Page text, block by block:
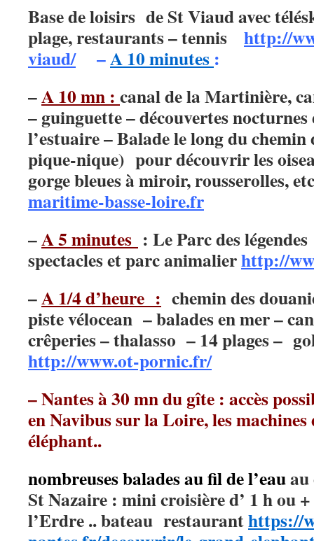
Base de loisirs de St Viaud avec
plage, restaurants – tennis http://
viaud/–A 10 minutes :
–A 10 mn : canal de la Martinière,
– guinguette – découvertes nocturnes
l’estuaire – Balade le long du
pique-nique) pour découvrir les
gorge bleues à miroir, rousserolles,
maritime-basse-loire.fr
–A 5 minutes : Le Parc des
spectacles et parc animalierhttp://
–A 1/4 d’heure : chemin des
piste vélocean – balades en mer –
crêperies – thalasso – 14 plages –
http://www.ot-pornic.fr/
– Nantes à 30 mn du gîte : accès
en Navibus sur la Loire, les machines
éléphant..
nombreuses balades au fil de l’eau
St Nazaire : mini croisière d’ 1 h ou
l’Erdre .. bateau restauranthttps://